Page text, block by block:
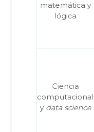
matemática y
lógica
Ciencia
computacional
y data science